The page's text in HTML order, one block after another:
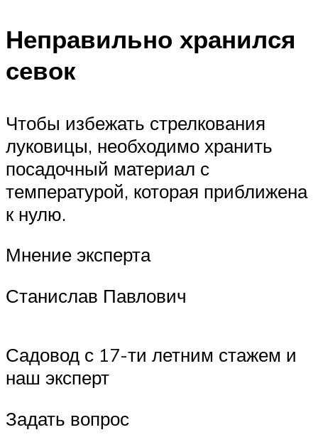
Неправильно хранился
севок
Чтобы избежать стрелкования
луковицы, необходимо хранить
посадочный материал с
температурой, которая приближена
к нулю.
Мнение эксперта
Станислав Павлович
Садовод с 17-ти летним стажем и
наш эксперт
Задать вопрос